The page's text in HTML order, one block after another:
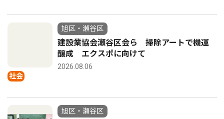
社会
旭区・瀬谷区
建設業協会瀬谷区会ら 掃除アートで機運
醸成 エクスポに向けて
2026.08.06
旭区・瀬谷区